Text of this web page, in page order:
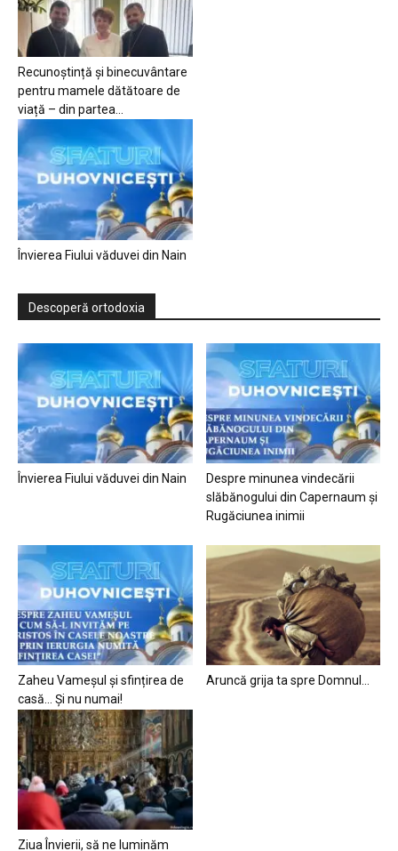
Recunoștință și binecuvântare
pentru mamele dătătoare de
viață – din partea...
Învierea Fiului văduvei din Nain
Descoperă ortodoxia
Învierea Fiului văduvei din Nain
Despre minunea vindecării
slăbănogului din Capernaum și
Rugăciunea inimii
Zaheu Vameșul și sfințirea de
casă… Și nu numai!
Aruncă grija ta spre Domnul…
Ziua Învierii, să ne luminăm